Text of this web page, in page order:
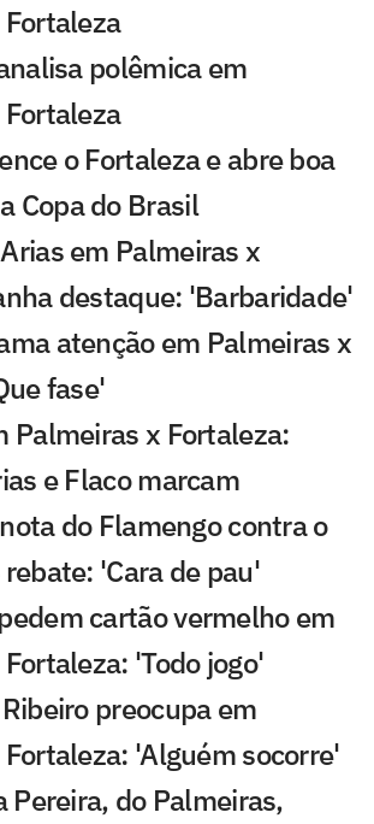
polêmica em
o Fortaleza e abre boa
Copa do Brasil
em Palmeiras x
destaque: 'Barbaridade'
atenção em Palmeiras x
fase'
Palmeiras x Fortaleza:
e Flaco marcam
do Flamengo contra o
'Cara de pau'
cartão vermelho em
'Todo jogo'
preocupa em
'Alguém socorre'
Pereira, do Palmeiras,